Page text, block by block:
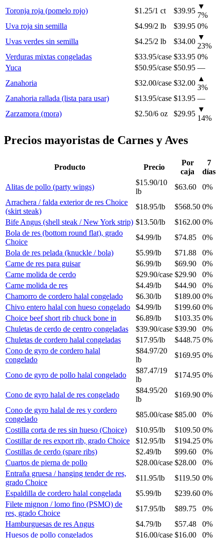
Toronja roja (pomelo rojo)
$1.25/1 ct $39.95
▼
7%
Uva roja sin semilla
$4.99/2 lb $39.95 0%
Uvas verdes sin semilla
$4.25/2 lb $34.00
▼
23%
Verduras mixtas congeladas
$33.95/case $33.95 0%
Yuca
$50.95/case $50.95 —
Zanahoria
$32.00/case $32.00
▲
3%
Zanahoria rallada (lista para usar)
$13.95/case $13.95 —
Zarzamora (mora)
$2.50/6 oz $29.95
▼
14%
Precios mayoristas de Carnes y Aves
Producto Precio
Por
caja
7
días
Alitas de pollo (party wings)
$15.90/10
lb
$63.60
0%
Arrachera / falda exterior de res Choice
(skirt steak)
$18.95/lb $568.50 0%
Bife Angus (shell steak / New York strip) $13.50/lb $162.00 0%
Bola de res (bottom round flat), grado
Choice
$4.99/lb $74.85
0%
Bola de res pelada (knuckle / bola)
$5.99/lb $71.88
0%
Carne de res para guisar
$6.99/lb $69.90
0%
Carne molida de cerdo
$29.90/case $29.90
0%
Carne molida de res
$4.49/lb $44.90
0%
Chamorro de cordero halal congelado
$6.30/lb $189.00 0%
Chivo entero halal con hueso congelado
$4.99/lb $199.60 0%
Choice beef short rib chuck bone in
$6.89/lb $103.35 0%
Chuletas de cerdo de centro congeladas
$39.90/case $39.90
0%
Chuletas de cordero halal congeladas
$17.95/lb $448.75 0%
Cono de gyro de cordero halal
congelado
$84.97/20
lb
$169.95 0%
Cono de gyro de pollo halal congelado
$87.47/19
lb
$174.95 0%
Cono de gyro halal de res congelado
$84.95/20
lb
$169.90 0%
Cono de gyro halal de res y cordero
congelado
$85.00/case $85.00
0%
Costilla corta de res sin hueso (Choice)
$10.95/lb $109.50 0%
Costillar de res export rib, grado Choice
$12.95/lb $194.25 0%
Costillas de cerdo (spare ribs)
$2.49/lb $99.60
0%
Cuartos de pierna de pollo
$28.00/case $28.00
0%
Entraña gruesa / hanging tender de res,
grado Choice
$11.95/lb $119.50 0%
Espaldilla de cordero halal congelada
$5.99/lb $239.60 0%
Filete mignon / lomo fino (PSMO) de
res, grado Choice
$17.95/lb $89.75
0%
Hamburguesas de res Angus
$4.79/lb $57.48
0%
Huesos de pollo congelados
$16.00/case $16.00 0%